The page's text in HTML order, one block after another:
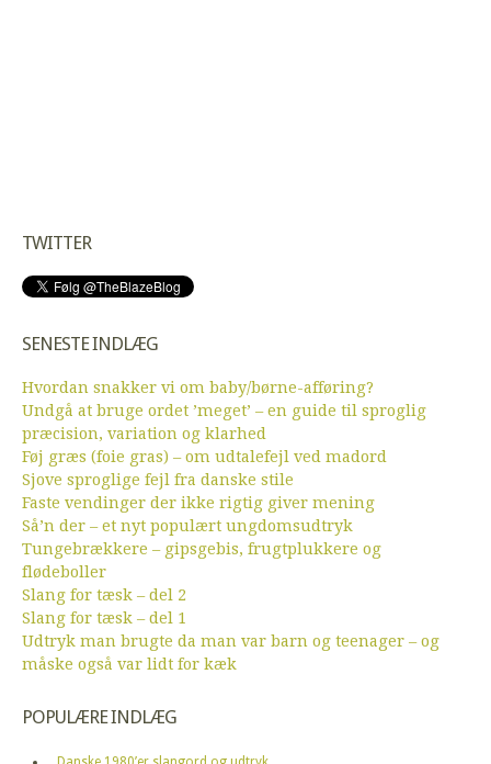
TWITTER
SENESTE INDLÆG
Hvordan snakker vi om baby/børne-afføring?
Undgå at bruge ordet ’meget’ – en guide til sproglig
præcision, variation og klarhed
Føj græs (foie gras) – om udtalefejl ved madord
Sjove sproglige fejl fra danske stile
Faste vendinger der ikke rigtig giver mening
Så’n der – et nyt populært ungdomsudtryk
Tungebrækkere – gipsgebis, frugtplukkere og
flødeboller
Slang for tæsk – del 2
Slang for tæsk – del 1
Udtryk man brugte da man var barn og teenager – og
måske også var lidt for kæk
POPULÆRE INDLÆG